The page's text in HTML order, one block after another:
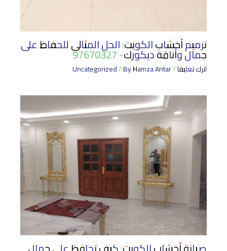
ترميم أخشاب الكويت: الحل المثالي للحفاظ على
جمال وأناقة ديكورك- 97670327
اترك تعليقاً/
Uncategorized/ ByHamza Antar